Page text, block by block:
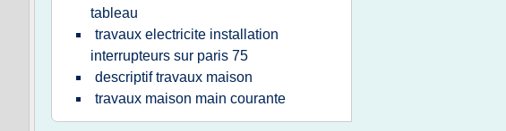
tableau
travaux electricite installation
interrupteurs sur paris 75
descriptif travaux maison
travaux maison main courante